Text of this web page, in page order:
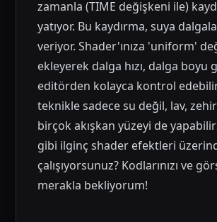
zamanla (TIME değişkeni ile)
yatıyor. Bu kaydırma, suya
veriyor. Shader'ınıza 'uniform'
ekleyerek dalga hızı, dalga boyu
editörden kolayca kontrol
teknikle sadece su değil, lav,
birçok akışkan yüzeyi de
gibi ilginç shader efektleri
çalışıyorsunuz? Kodlarınızı ve
merakla bekliyorum!